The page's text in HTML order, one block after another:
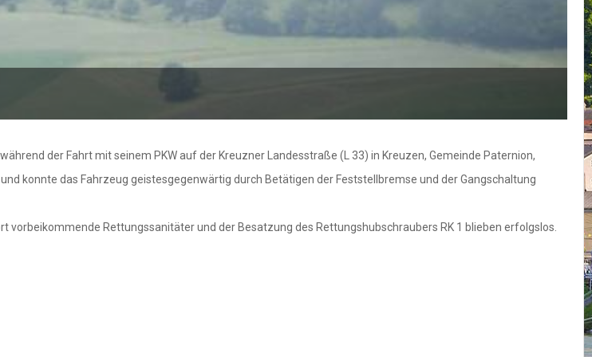
der Fahrt mit seinem PKW auf der Kreuzner Landesstraße (L 33) in Kreuzen, Gemeinde Paternion,
konnte das Fahrzeug geistesgegenwärtig durch Betätigen der Feststellbremse und der Gangschaltung
Rettungssanitäter und der Besatzung des Rettungshubschraubers RK 1 blieben erfolgslos.